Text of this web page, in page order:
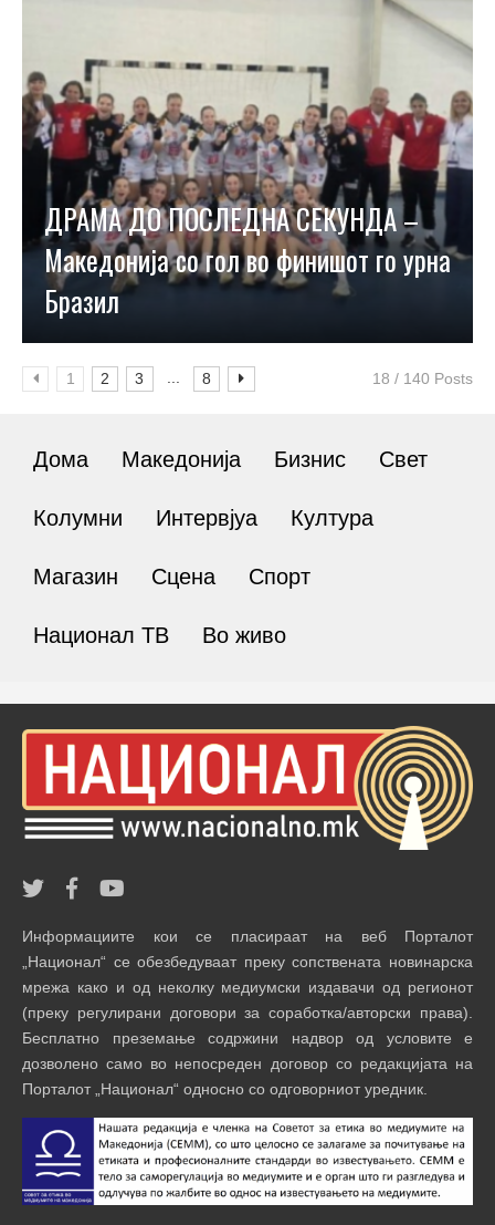
ДРАМА ДО ПОСЛЕДНА СЕКУНДА –
Македонија со гол во финишот го урна
Бразил
1 2 3 8 18 / 140 Posts
Дома Македонија Бизнис Свет
Колумни Интервјуа Култура
Магазин Сцена Спорт
Национал ТВ Во живо
Информациите кои се пласираат на веб Порталот
„Национал“ се обезбедуваат преку сопствената новинарска
мрежа како и од неколку медиумски издавачи од регионот
(преку регулирани договори за соработка/авторски права).
Бесплатно преземање содржини надвор од условите е
дозволено само во непосреден договор со редакцијата на
Порталот „Национал“ односно со одговорниот уредник.